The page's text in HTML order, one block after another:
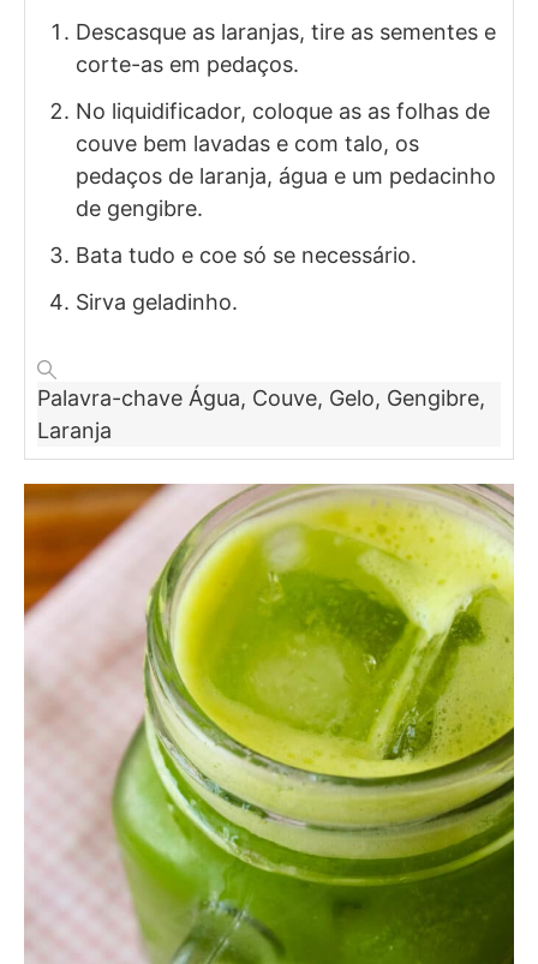
Descasque as laranjas, tire as sementes e
corte-as em pedaços.
No liquidificador, coloque as as folhas de
couve bem lavadas e com talo, os
pedaços de laranja, água e um pedacinho
de gengibre.
Bata tudo e coe só se necessário.
Sirva geladinho.
Palavra-chave Água, Couve, Gelo, Gengibre,
Laranja